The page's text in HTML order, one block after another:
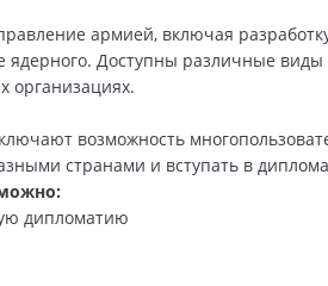
армией, включая
ядерного. Доступны различные виды
организациях.
возможность
странами и вступать в
дипломатию